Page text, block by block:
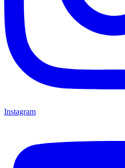
Instagram